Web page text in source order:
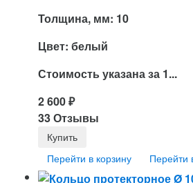
Толщина, мм: 10
Цвет: белый
Стоимость указана за 1...
2 600₽
33 Отзывы
Перейти в корзину Перейти